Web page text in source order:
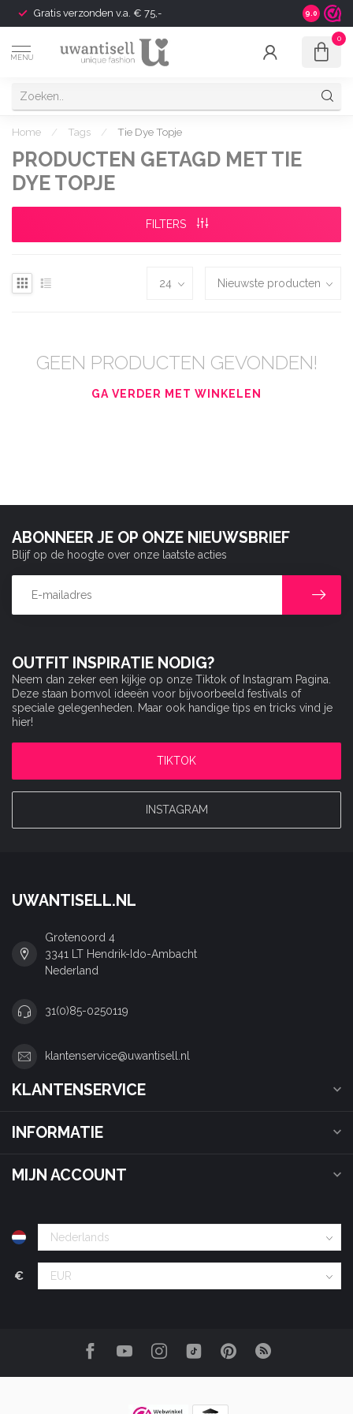
Gratis verzonden v.a. € 75,- Shipping
9.0
MENU
0
Home / Tags / Tie Dye Topje
PRODUCTEN GETAGD MET TIE
DYE TOPJE
FILTERS
GEEN PRODUCTEN GEVONDEN!
GA VERDER MET WINKELEN
OUTFIT INSPIRATIE NODIG?
Neem dan zeker een kijkje op onze Tiktok of Instagram Pagina.
Deze staan bomvol ideeën voor bijvoorbeeld festivals of
speciale gelegenheden. Maar ook handige tips en tricks vind je
hier!
TIKTOK
INSTAGRAM
ABONNEER JE OP ONZE NIEUWSBRIEF
Blijf op de hoogte over onze laatste acties
UWANTISELL.NL
Grotenoord 4
3341 LT Hendrik-Ido-Ambacht
Nederland
31(0)85-0250119
klantenservice@uwantisell.nl
KLANTENSERVICE
INFORMATIE
MIJN ACCOUNT
€